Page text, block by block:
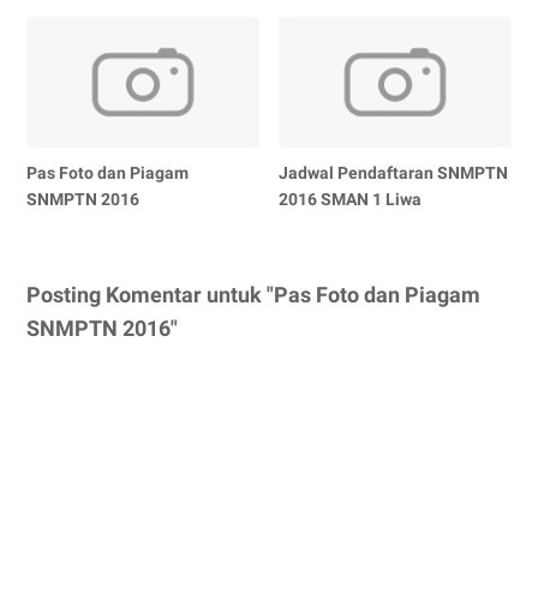
Pas Foto dan Piagam
SNMPTN 2016
Jadwal Pendaftaran SNMPTN
2016 SMAN 1 Liwa
Posting Komentar untuk "Pas Foto dan Piagam
SNMPTN 2016"